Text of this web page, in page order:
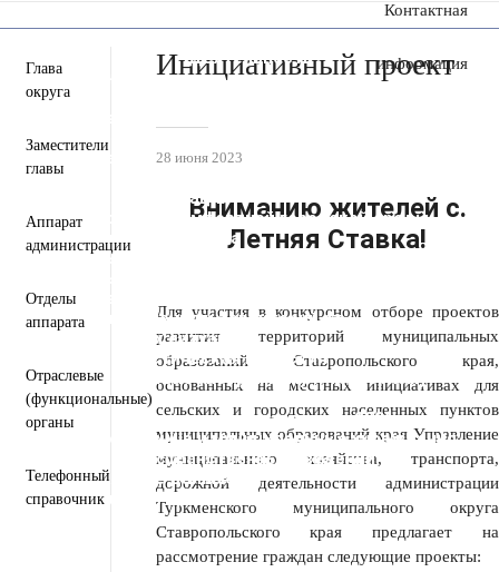
сообщение
Контактная
информация
Пресс-центр
Деятельность
Документы
Инвестиционная деятельность
Противодействие коррупции
Информация для участников СВО и членов их
семей
Полезная информация
Формирование комфортной городской среды
Муниципальная служба
Открытые данные
Общественный совет
Защита населения и территорий от
чрезвычайных ситуаций
Антитеррористическая комиссия
Противодействие экстремизму и терроризму
Вестник ТМО
Всероссийская перепись населения 2021
Государственные и муниципальные учреждения
Перечень пространственных сведений
Персональные данные
Региональный проект "Защитники"
Глава
округа
Заместители
главы
Аппарат
администрации
Отделы
аппарата
Отраслевые
(функциональные)
органы
Телефонный
справочник
Инициативный проект
28 июня 2023
Вниманию жителей с.
Летняя Ставка!
Для участия в конкурсном отборе проектов
развития территорий муниципальных
образований Ставропольского края,
основанных на местных инициативах для
сельских и городских населенных пунктов
муниципальных образований края Управление
муниципального хозяйства, транспорта,
дорожной деятельности администрации
Туркменского муниципального округа
Ставропольского края предлагает на
рассмотрение граждан следующие проекты: